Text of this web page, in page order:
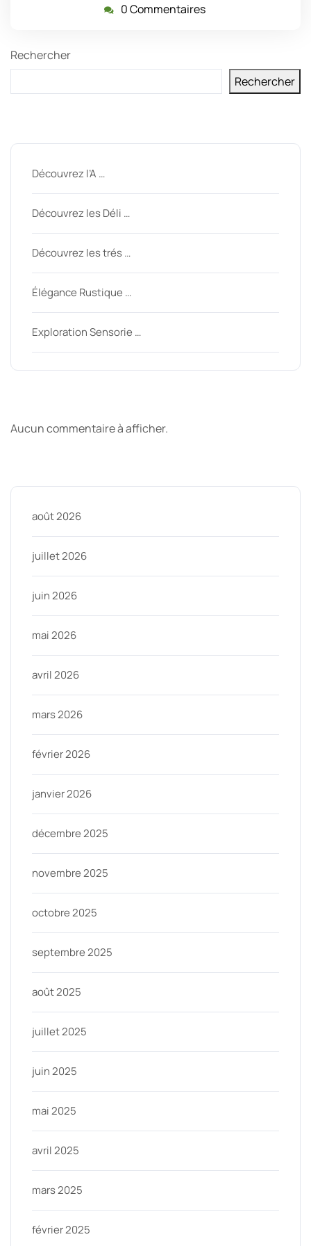
0 Commentaires
Rechercher
Rechercher
Découvrez l’A …
Découvrez les Déli …
Découvrez les trés …
Élégance Rustique …
Exploration Sensorie …
Aucun commentaire à afficher.
août 2026
juillet 2026
juin 2026
mai 2026
avril 2026
mars 2026
février 2026
janvier 2026
décembre 2025
novembre 2025
octobre 2025
septembre 2025
août 2025
juillet 2025
juin 2025
mai 2025
avril 2025
mars 2025
février 2025